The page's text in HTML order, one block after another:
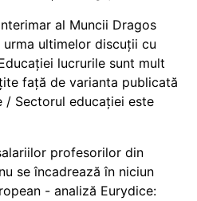
al Muncii Dragos
urma ultimelor discuții cu
lucrurile sunt mult
față de varianta publicată
/ Sectorul educației este
profesorilor din
se încadrează în niciun
- analiză Eurydice: